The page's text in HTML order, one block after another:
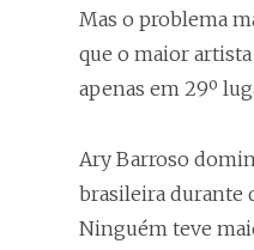
Mas o problema
que o maior
apenas em 29º
Ary Barroso
brasileira durante
Ninguém teve